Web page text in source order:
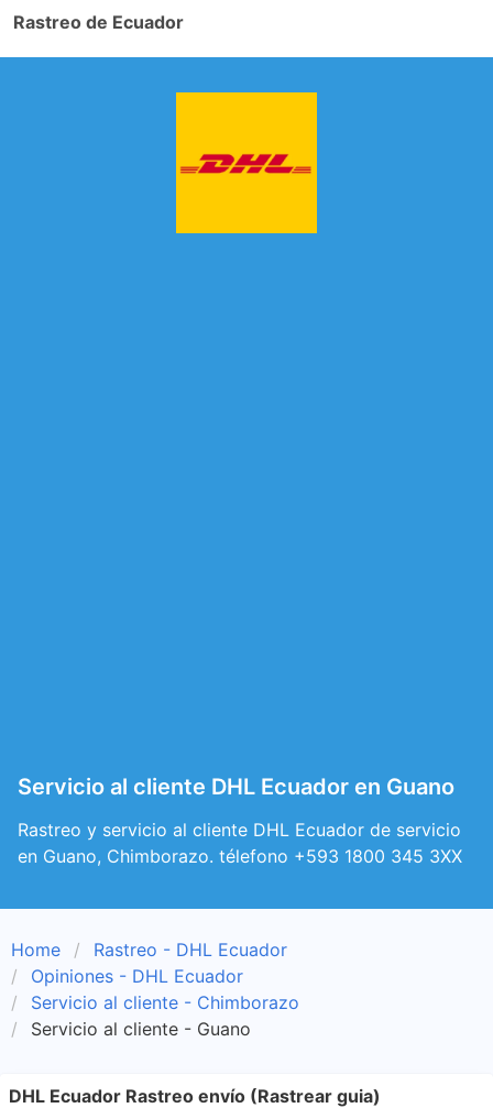
Rastreo de Ecuador
Servicio al cliente DHL Ecuador en Guano
Rastreo y servicio al cliente DHL Ecuador de servicio
en Guano, Chimborazo. télefono +593 1800 345 3XX
Home
Rastreo - DHL Ecuador
Opiniones - DHL Ecuador
Servicio al cliente - Chimborazo
Servicio al cliente - Guano
DHL Ecuador Rastreo envío (Rastrear guia)